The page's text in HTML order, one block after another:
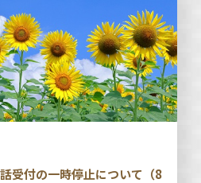
受付の一時停止について（8